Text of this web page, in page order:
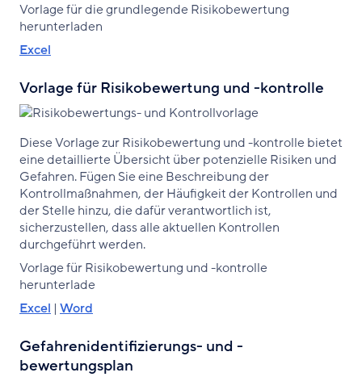
Vorlage für die grundlegende Risikobewertung
herunterladen
Excel
Vorlage für Risikobewertung und -kontrolle
Diese Vorlage zur Risikobewertung und -kontrolle bietet
eine detaillierte Übersicht über potenzielle Risiken und
Gefahren. Fügen Sie eine Beschreibung der
Kontrollmaßnahmen, der Häufigkeit der Kontrollen und
der Stelle hinzu, die dafür verantwortlich ist,
sicherzustellen, dass alle aktuellen Kontrollen
durchgeführt werden.
Vorlage für Risikobewertung und -kontrolle
herunterlade
Excel | Word
Gefahrenidentifizierungs- und -
bewertungsplan